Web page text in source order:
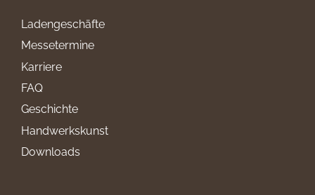
Ladengeschäfte
Messetermine
Karriere
FAQ
Geschichte
Handwerkskunst
Downloads